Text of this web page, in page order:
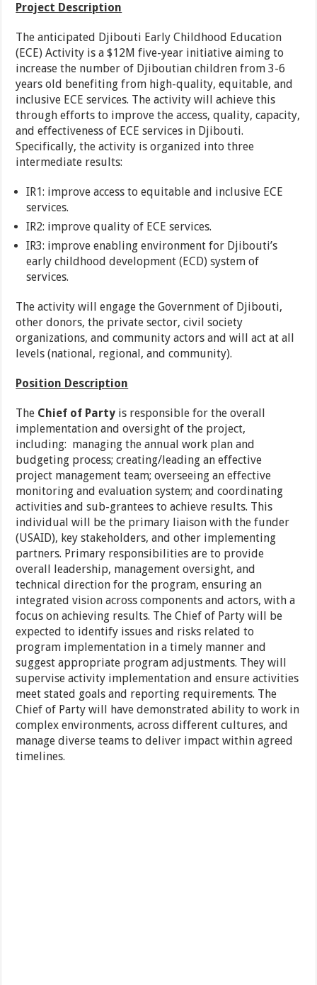
Project Description
The anticipated Djibouti Early Childhood Education
(ECE) Activity is a $12M five-year initiative aiming to
increase the number of Djiboutian children from 3-6
years old benefiting from high-quality, equitable, and
inclusive ECE services. The activity will achieve this
through efforts to improve the access, quality, capacity,
and effectiveness of ECE services in Djibouti.
Specifically, the activity is organized into three
intermediate results:
IR1: improve access to equitable and inclusive ECE
services.
IR2: improve quality of ECE services.
IR3: improve enabling environment for Djibouti’s
early childhood development (ECD) system of
services.
The activity will engage the Government of Djibouti,
other donors, the private sector, civil society
organizations, and community actors and will act at all
levels (national, regional, and community).
Position Description
The Chief of Party is responsible for the overall
implementation and oversight of the project,
including: managing the annual work plan and
budgeting process; creating/leading an effective
project management team; overseeing an effective
monitoring and evaluation system; and coordinating
activities and sub-grantees to achieve results. This
individual will be the primary liaison with the funder
(USAID), key stakeholders, and other implementing
partners. Primary responsibilities are to provide
overall leadership, management oversight, and
technical direction for the program, ensuring an
integrated vision across components and actors, with a
focus on achieving results. The Chief of Party will be
expected to identify issues and risks related to
program implementation in a timely manner and
suggest appropriate program adjustments. They will
supervise activity implementation and ensure activities
meet stated goals and reporting requirements. The
Chief of Party will have demonstrated ability to work in
complex environments, across different cultures, and
manage diverse teams to deliver impact within agreed
timelines.